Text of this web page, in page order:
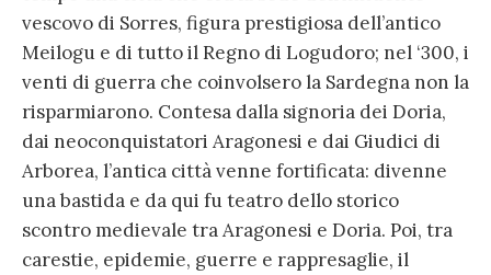
vescovo di Sorres, figura prestigiosa dell’antico
Meilogu e di tutto il Regno di Logudoro; nel ‘300, i
venti di guerra che coinvolsero la Sardegna non la
risparmiarono. Contesa dalla signoria dei Doria,
dai neoconquistatori Aragonesi e dai Giudici di
Arborea, l’antica città venne fortificata: divenne
una bastida e da qui fu teatro dello storico
scontro medievale tra Aragonesi e Doria. Poi, tra
carestie, epidemie, guerre e rappresaglie, il